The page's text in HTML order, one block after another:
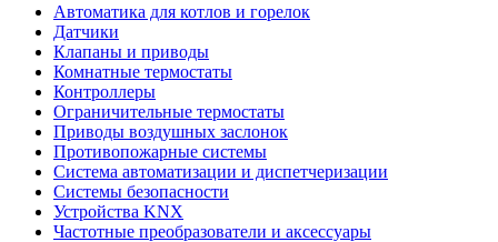
Автоматика для котлов и горелок
Датчики
Клапаны и приводы
Комнатные термостаты
Контроллеры
Ограничительные термостаты
Приводы воздушных заслонок
Противопожарные системы
Система автоматизации и диспетчеризации
Системы безопасности
Устройства KNX
Частотные преобразователи и аксессуары